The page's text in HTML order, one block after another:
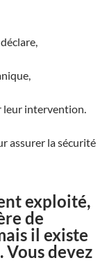
leur intervention.
assurer la sécurité
exploité,
de
il existe
Vous devez